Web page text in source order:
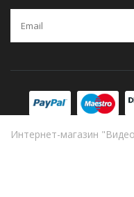
Интернет-магазин